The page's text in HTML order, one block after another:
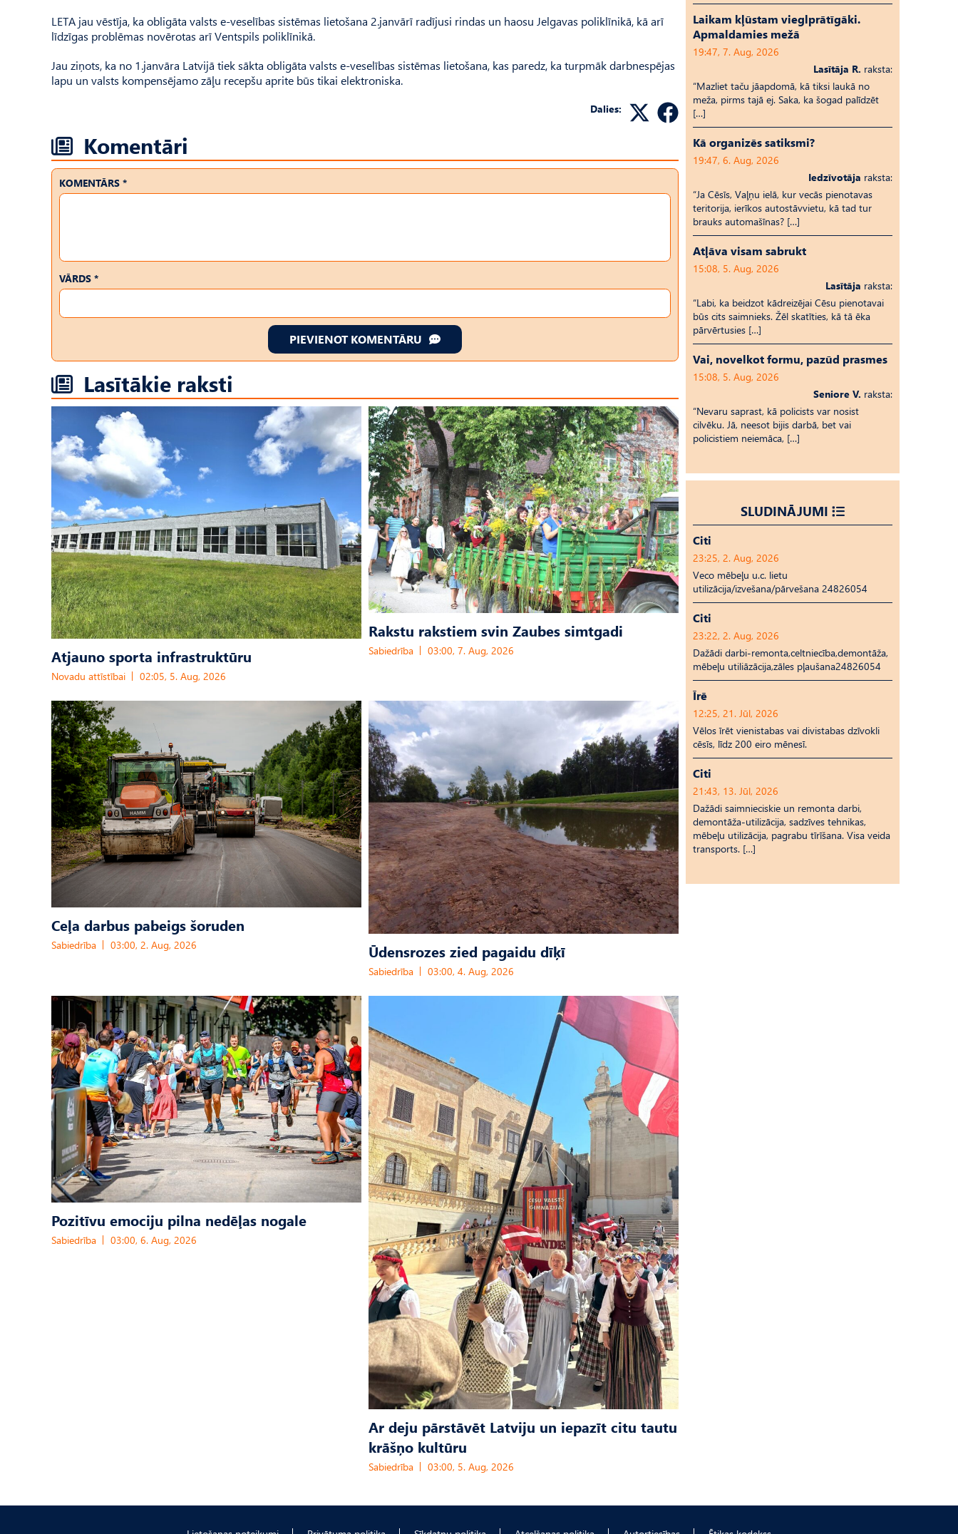
LETA jau vēstīja, ka obligāta valsts e-veselības sistēmas lietošana 2.janvārī radījusi rindas un haosu Jelgavas poliklīnikā, kā arī
līdzīgas problēmas novērotas arī Ventspils poliklīnikā.
Jau ziņots, ka no 1.janvāra Latvijā tiek sākta obligāta valsts e-veselības sistēmas lietošana, kas paredz, ka turpmāk darbnespējas
lapu un valsts kompensējamo zāļu recepšu aprite būs tikai elektroniska.
Dalies:
Komentāri
KOMENTĀRS *
VĀRDS *
PIEVIENOT KOMENTĀRU
Lasītākie raksti
Atjauno sporta infrastruktūru
Novadu attīstībai 02:05, 5. Aug, 2026
Rakstu rakstiem svin Zaubes simtgadi
Sabiedrība 03:00, 7. Aug, 2026
Ceļa darbus pabeigs šoruden
Sabiedrība 03:00, 2. Aug, 2026 Ūdensrozes zied pagaidu dīķī
Sabiedrība 03:00, 4. Aug, 2026
Pozitīvu emociju pilna nedēļas nogale
Sabiedrība 03:00, 6. Aug, 2026
Ar deju pārstāvēt Latviju un iepazīt citu tautu
krāšņo kultūru
Sabiedrība 03:00, 5. Aug, 2026
Laikam kļūstam vieglprātīgāki.
Apmaldamies mežā
19:47, 7. Aug, 2026
Lasītāja R. raksta:
“Mazliet taču jāapdomā, kā tiksi laukā no
meža, pirms tajā ej. Saka, ka šogad palīdzēt
[…]
Kā organizēs satiksmi?
19:47, 6. Aug, 2026
Iedzīvotāja raksta:
“Ja Cēsīs, Vaļņu ielā, kur vecās pienotavas
teritorija, ierīkos autostāvvietu, kā tad tur
brauks automašīnas? […]
Atļāva visam sabrukt
15:08, 5. Aug, 2026
Lasītāja raksta:
“Labi, ka beidzot kādreizējai Cēsu pienotavai
būs cits saimnieks. Žēl skatīties, kā tā ēka
pārvērtusies […]
Vai, novelkot formu, pazūd prasmes
15:08, 5. Aug, 2026
Seniore V. raksta:
“Nevaru saprast, kā policists var nosist
cilvēku. Jā, neesot bijis darbā, bet vai
policistiem neiemāca, […]
SLUDINĀJUMI
Citi
23:25, 2. Aug, 2026
Veco mēbeļu u.c. lietu
utilizācija/izvešana/pārvešana 24826054
Citi
23:22, 2. Aug, 2026
Dažādi darbi-remonta,celtniecība,demontāža,
mēbeļu utiliāzācija,zāles pļaušana24826054
Īrē
12:25, 21. Jūl, 2026
Vēlos īrēt vienistabas vai divistabas dzīvokli
cēsīs, līdz 200 eiro mēnesī.
Citi
21:43, 13. Jūl, 2026
Dažādi saimnieciskie un remonta darbi,
demontāža-utilizācija, sadzīves tehnikas,
mēbeļu utilizācija, pagrabu tīrīšana. Visa veida
transports. […]